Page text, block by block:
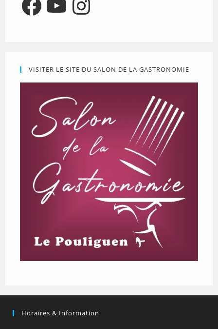
VISITER LE SITE DU SALON DE LA GASTRONOMIE
Horaires & Information